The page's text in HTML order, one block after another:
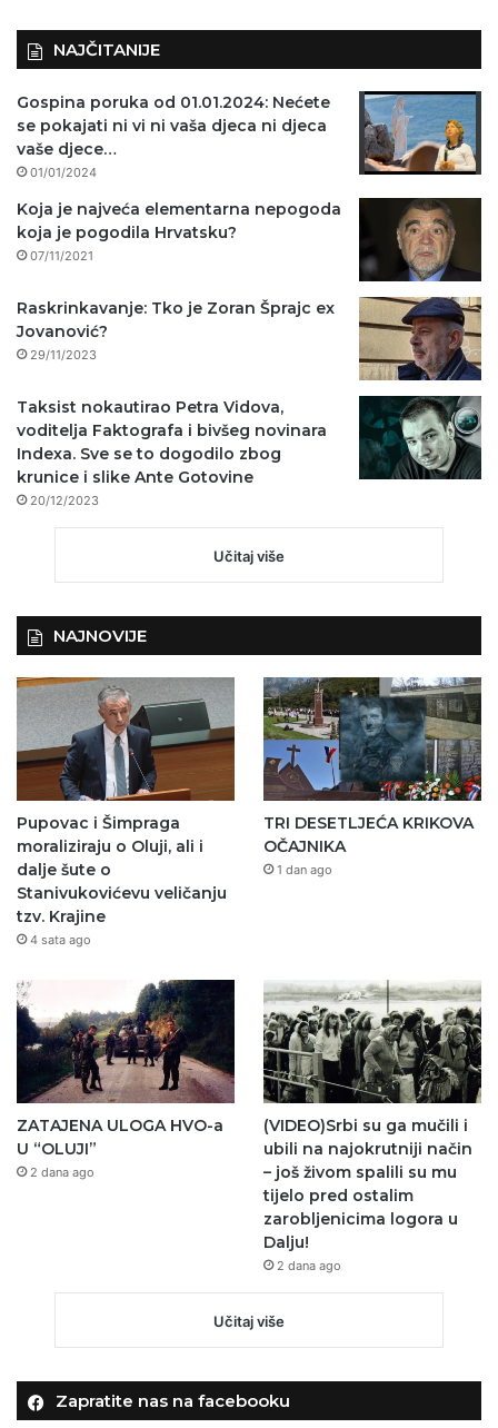
NAJČITANIJE
Gospina poruka od 01.01.2024: Nećete
se pokajati ni vi ni vaša djeca ni djeca
vaše djece…
01/01/2024
Koja je najveća elementarna nepogoda
koja je pogodila Hrvatsku?
07/11/2021
Raskrinkavanje: Tko je Zoran Šprajc ex
Jovanović?
29/11/2023
Taksist nokautirao Petra Vidova,
voditelja Faktografa i bivšeg novinara
Indexa. Sve se to dogodilo zbog
krunice i slike Ante Gotovine
20/12/2023
Učitaj više
NAJNOVIJE
Pupovac i Šimpraga
moraliziraju o Oluji, ali i
dalje šute o
Stanivukovićevu veličanju
tzv. Krajine
4 sata ago
TRI DESETLJEĆA KRIKOVA
OČAJNIKA
1 dan ago
ZATAJENA ULOGA HVO-a
U “OLUJI”
2 dana ago
(VIDEO)Srbi su ga mučili i
ubili na najokrutniji način
– još živom spalili su mu
tijelo pred ostalim
zarobljenicima logora u
Dalju!
2 dana ago
Učitaj više
Zapratite nas na facebooku